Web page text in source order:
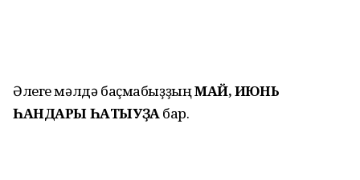
Әлеге мәлдә баҫмабыҙҙыңМАЙ, ИЮНЬ
ҺАНДАРЫ ҺАТЫУҘАбар.